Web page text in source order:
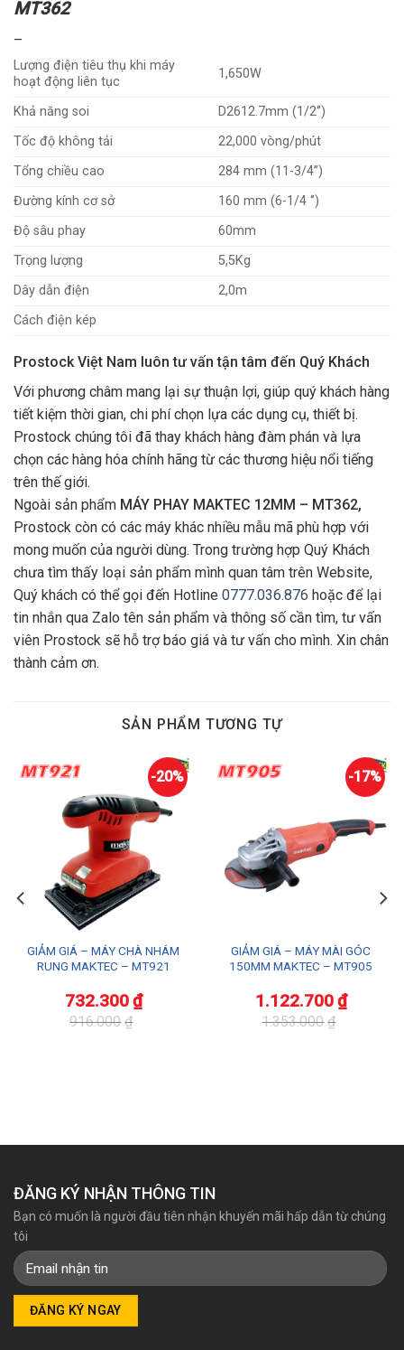
MT362
–
Lượng điện tiêu thụ khi máy
hoạt động liên tục
1,650W
Khả năng soi
D2612.7mm (1/2‘’)
Tốc độ không tải
22,000 vòng/phút
Tổng chiều cao
284 mm (11-3/4’’)
Đường kính cơ sở
160 mm (6-1/4 ‘’)
Độ sâu phay
60mm
Trọng lượng
5,5Kg
Dây dẫn điện
2,0m
Cách điện kép
Prostock Việt Nam luôn tư vấn tận tâm đến Quý Khách
Với phương châm mang lại sự thuận lợi, giúp quý khách hàng
tiết kiệm thời gian, chi phí chọn lựa các dụng cụ, thiết bị.
Prostock chúng tôi đã thay khách hàng đàm phán và lựa
chọn các hàng hóa chính hãng từ các thương hiệu nổi tiếng
trên thế giới.
Ngoài sản phẩm MÁY PHAY MAKTEC 12MM – MT362,
Prostock còn có các máy khác nhiều mẫu mã phù hợp với
mong muốn của người dùng. Trong trường hợp Quý Khách
chưa tìm thấy loại sản phẩm mình quan tâm trên Website,
Quý khách có thể gọi đến Hotline 0777.036.876 hoặc để lại
tin nhắn qua Zalo tên sản phẩm và thông số cần tìm, tư vấn
viên Prostock sẽ hỗ trợ báo giá và tư vấn cho mình. Xin chân
thành cảm ơn.
SẢN PHẨM TƯƠNG TỰ
-20%
GIẢM GIÁ – MÁY CHÀ NHÁM
RUNG MAKTEC – MT921
916.000 ₫
732.300₫
-17%
GIẢM GIÁ – MÁY MÀI GÓC
150MM MAKTEC – MT905
1.353.000 ₫
1.122.700₫
ĐĂNG KÝ NHẬN THÔNG TIN
Bạn có muốn là người đầu tiên nhận khuyến mãi hấp dẫn từ chúng
tôi